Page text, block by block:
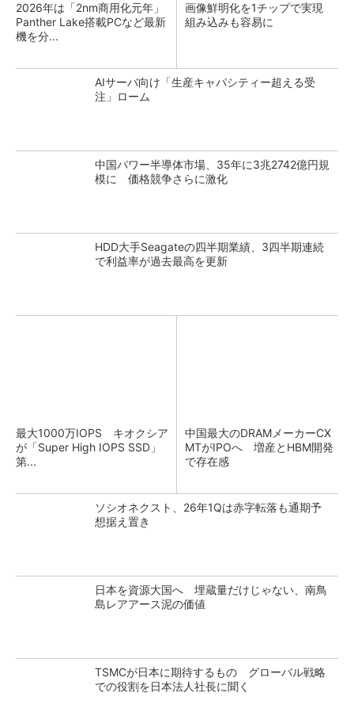
2026年は「2nm商用化元年」
Panther Lake搭載PCなど最新
機を分...
画像鮮明化を1チップで実現
組み込みも容易に
AIサーバ向け「生産キャパシティー超える受
注」ローム
中国パワー半導体市場、35年に3兆2742億円規
模に 価格競争さらに激化
HDD大手Seagateの四半期業績、3四半期連続
で利益率が過去最高を更新
最大1000万IOPS キオクシア
が「Super High IOPS SSD」
第...
中国最大のDRAMメーカーCX
MTがIPOへ 増産とHBM開発
で存在感
ソシオネクスト、26年1Qは赤字転落も通期予
想据え置き
日本を資源大国へ 埋蔵量だけじゃない、南鳥
島レアアース泥の価値
TSMCが日本に期待するもの グローバル戦略
での役割を日本法人社長に聞く